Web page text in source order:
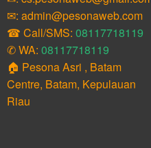
✉: admin@pesonaweb.com
☎ Call/SMS: 08117718119
✆ WA: 08117718119
🏠 Pesona Asri , Batam
Centre, Batam, Kepulauan
Riau